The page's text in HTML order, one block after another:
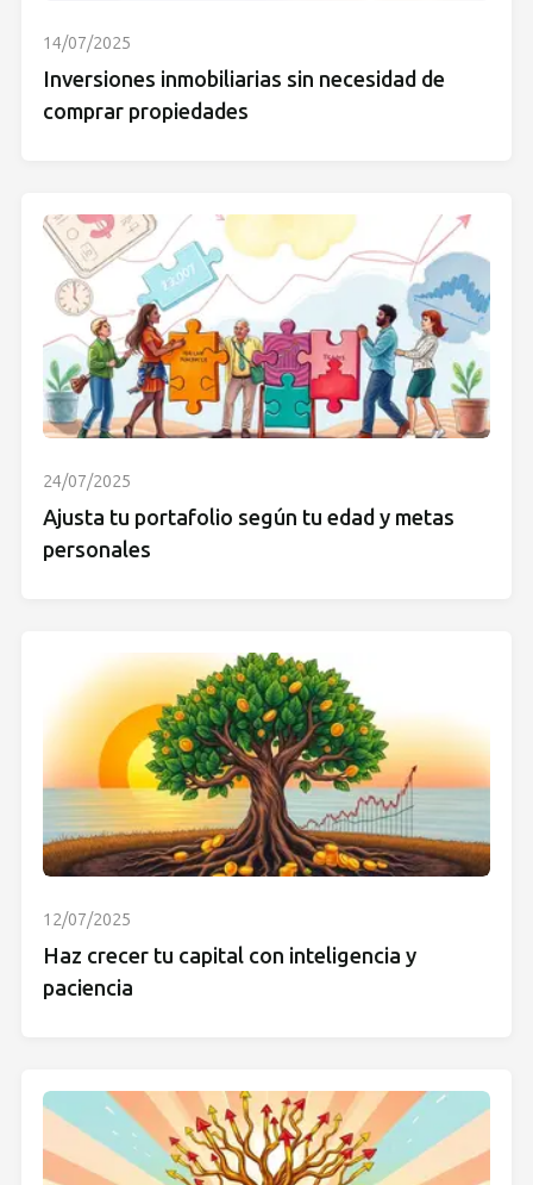
14/07/2025
Inversiones inmobiliarias sin necesidad de
comprar propiedades
24/07/2025
Ajusta tu portafolio según tu edad y metas
personales
12/07/2025
Haz crecer tu capital con inteligencia y
paciencia